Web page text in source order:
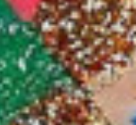
أضف
اشتر الآن